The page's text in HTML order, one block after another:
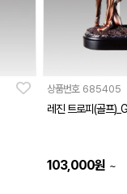
상품번호 685405
레진 트로피(골프
103,000원 ~